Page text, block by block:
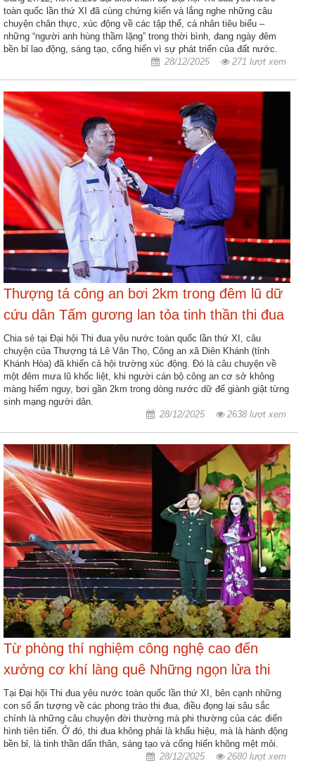
Hướng
dẫn
Hình
thức
khen
thưởng
Các
kỳ
Đại
hội
toàn
quốc
Hoạt
động
TĐKT
Điển
hình
tiên
trào
thi
đua
Chính
trị
-
Kinh
tế
-
Xã
hội
Hợp
tác
tạo
Các
dự
toàn quốc lần thứ XI đã cùng chứng kiến và lắng nghe những câu
chuyện chân thực, xúc động về các tập thể, cá nhân tiêu biểu –
những “người anh hùng thầm lặng” trong thời bình, đang ngày đêm
bền bỉ lao động, sáng tạo, cống hiến vì sự phát triển của đất nước.
28/12/2025
271 lượt xem
Thượng tá công an bơi 2km trong đêm lũ dữ
cứu dân Tấm gương lan tỏa tinh thần thi đua
yêu nước
Chia sẻ tại Đại hội Thi đua yêu nước toàn quốc lần thứ XI, câu
chuyện của Thượng tá Lê Văn Thọ, Công an xã Diên Khánh (tỉnh
Khánh Hòa) đã khiến cả hội trường xúc động. Đó là câu chuyện về
một đêm mưa lũ khốc liệt, khi người cán bộ công an cơ sở không
màng hiểm nguy, bơi gần 2km trong dòng nước dữ để giành giật từng
sinh mạng người dân.
28/12/2025
2638 lượt xem
Từ phòng thí nghiệm công nghệ cao đến
xưởng cơ khí làng quê Những ngọn lửa thi
đua lan tỏa
Tại Đại hội Thi đua yêu nước toàn quốc lần thứ XI, bên cạnh những
con số ấn tượng về các phong trào thi đua, điều đọng lại sâu sắc
chính là những câu chuyện đời thường mà phi thường của các điển
hình tiên tiến. Ở đó, thi đua không phải là khẩu hiệu, mà là hành động
bền bỉ, là tinh thần dấn thân, sáng tạo và cống hiến không mệt mỏi.
28/12/2025
2680 lượt xem